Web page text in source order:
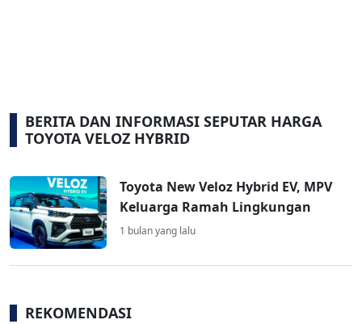
BERITA DAN INFORMASI SEPUTAR HARGA
TOYOTA VELOZ HYBRID
Toyota New Veloz Hybrid EV, MPV
Keluarga Ramah Lingkungan
1 bulan yang lalu
REKOMENDASI